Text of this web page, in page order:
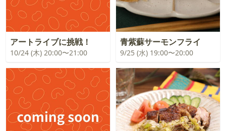
アートライブに挑戦！
10/24 (木) 20:00〜21:00
青紫蘇サーモンフライ
9/25 (水) 19:00〜20:00